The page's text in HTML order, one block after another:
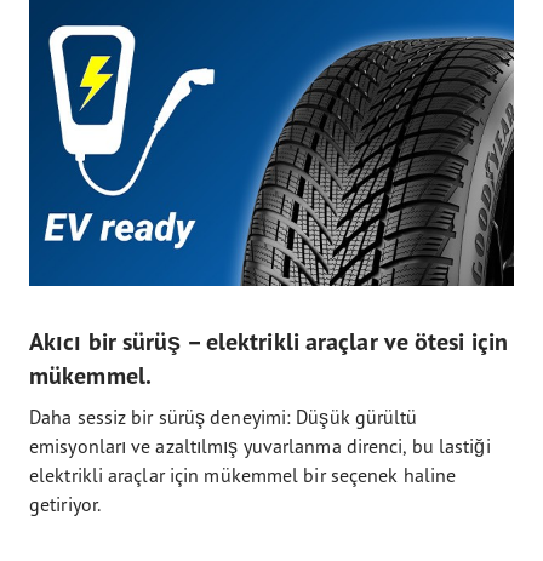
Akıcı bir sürüş – elektrikli araçlar ve ötesi için
mükemmel.
Daha sessiz bir sürüş deneyimi: Düşük gürültü
emisyonları ve azaltılmış yuvarlanma direnci, bu lastiği
elektrikli araçlar için mükemmel bir seçenek haline
getiriyor.